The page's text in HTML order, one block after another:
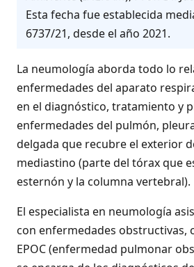
Esta fecha fue establecida
6737/21, desde el año 2021.
La neumología aborda todo lo
enfermedades del aparato
en el diagnóstico, tratamiento y
enfermedades del pulmón,
delgada que recubre el exterior
mediastino (parte del tórax que
esternón y la columna vertebral).
El especialista en neumología
con enfermedades obstructivas,
EPOC (enfermedad pulmonar